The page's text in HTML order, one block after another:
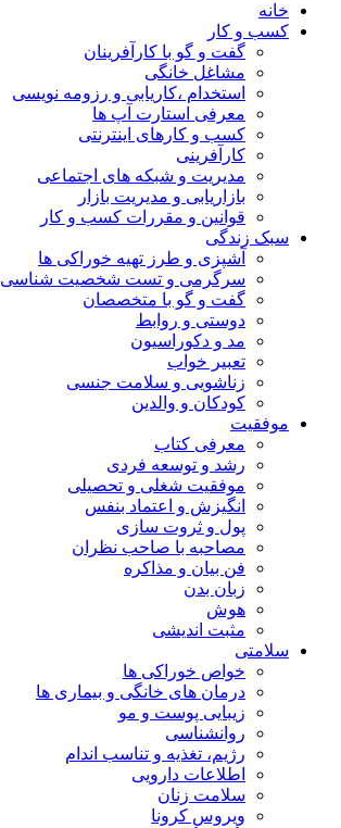
خانه
کسب و کار
گفت و گو با کارآفرینان
مشاغل خانگی
استخدام ،کاریابی و رزومه نویسی
معرفی استارت آپ ها
کسب و کارهای اینترنتی
کارآفرینی
مدیریت و شبکه های اجتماعی
بازاریابی و مدیریت بازار
قوانین و مقررات کسب و کار
سبک زندگی
آشپزی و طرز تهیه خوراکی ها
سرگرمی و تست شخصیت شناسی
گفت و گو با متخصصان
دوستی و روابط
مد و دکوراسیون
تعبیر خواب
زناشویی و سلامت جنسی
کودکان و والدین
موفقیت
معرفی کتاب
رشد و توسعه فردی
موفقیت شغلی و تحصیلی
انگیزش و اعتماد بنفس
پول و ثروت سازی
مصاحبه با صاحب نظران
فن بیان و مذاکره
زبان بدن
هوش
مثبت اندیشی
سلامتی
خواص خوراکی ها
درمان های خانگی و بیماری ها
زیبایی پوست و مو
روانشناسی
رژیم، تغذیه و تناسب اندام
اطلاعات دارویی
سلامت زنان
ویروس کرونا